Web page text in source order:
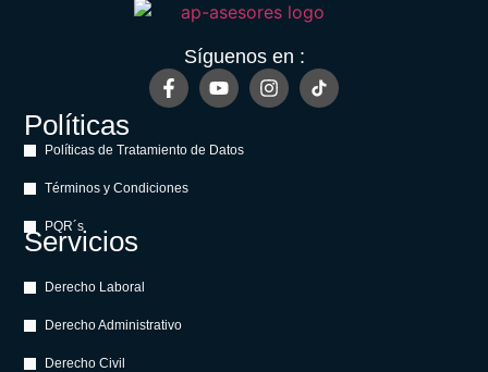
Síguenos en :
Políticas
Políticas de Tratamiento de Datos
Términos y Condiciones
PQR´s
Servicios
Derecho Laboral
Derecho Administrativo
Derecho Civil